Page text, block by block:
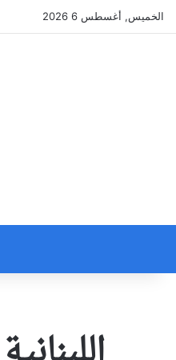
الخميس, أغسطس 6 2026